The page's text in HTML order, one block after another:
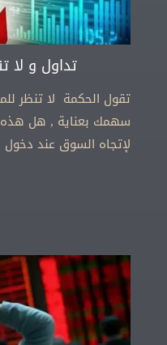
تداول و لا
تقول الحكمة لا تنظر
سهمك بعناية , هل هذه
لإتجاه السوق عند